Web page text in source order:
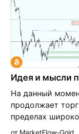
Идея и мысли
На данный
продолжает
пределах
диапазона.
от MarketFlow-Gold